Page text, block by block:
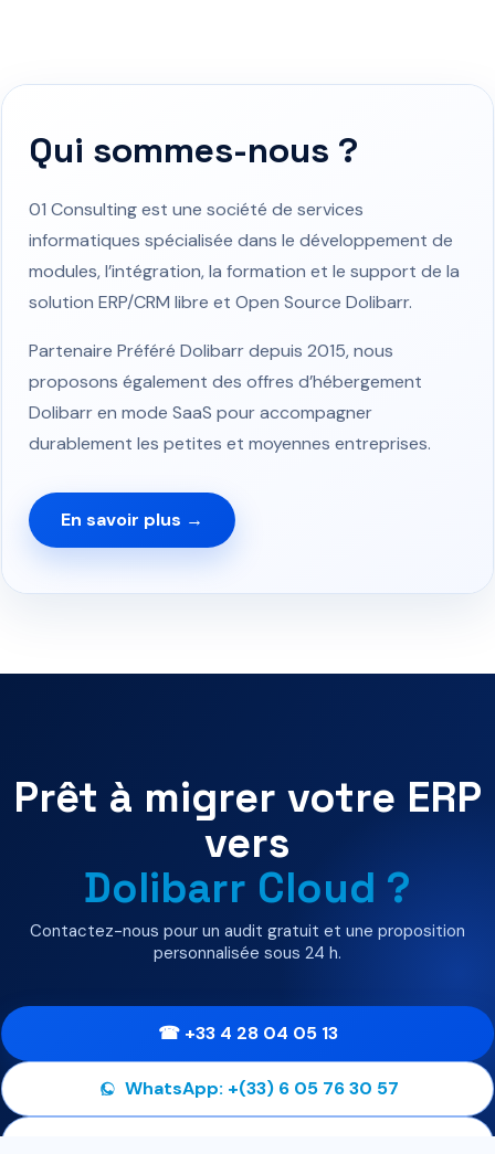
Qui sommes-nous ?
01 Consulting est une société de services
informatiques spécialisée dans le développement de
modules, l’intégration, la formation et le support de la
solution ERP/CRM libre et Open Source Dolibarr.
Partenaire Préféré Dolibarr depuis 2015, nous
proposons également des offres d’hébergement
Dolibarr en mode SaaS pour accompagner
durablement les petites et moyennes entreprises.
En savoir plus →
Prêt à migrer votre ERP
vers
Dolibarr Cloud ?
Contactez-nous pour un audit gratuit et une proposition
personnalisée sous 24 h.
☎ +33 4 28 04 05 13
WhatsApp: +(33) 6 05 76 30 57